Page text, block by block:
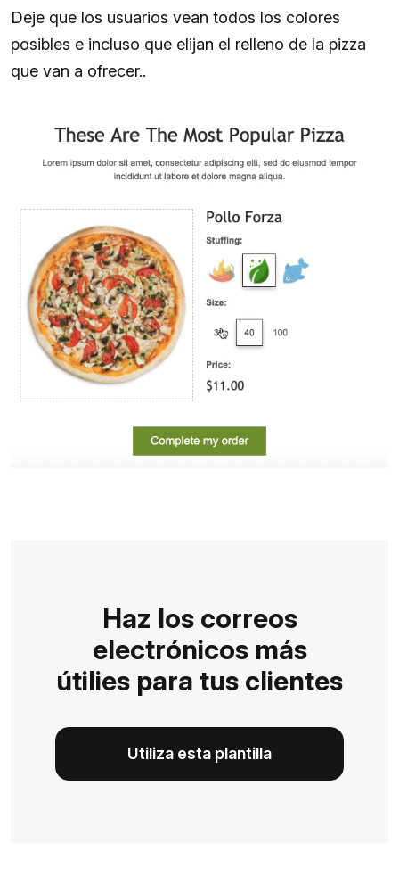
Deje que los usuarios vean todos los colores
posibles e incluso que elijan el relleno de la pizza
que van a ofrecer..
Haz los correos
electrónicos más
útilies para tus clientes
Utiliza esta plantilla